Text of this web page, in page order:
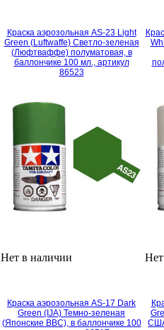
Краска аэрозольная AS-23 Light
Green (Luftwaffe) Светло-зеленая
(Люфтваффе) полуматовая, в
баллончике 100 мл., артикул
86523
Нет в наличии
Краска аэрозольная AS-17 Dark
Green (IJA) Темно-зеленая
(Японские ВВС), в баллончике 100